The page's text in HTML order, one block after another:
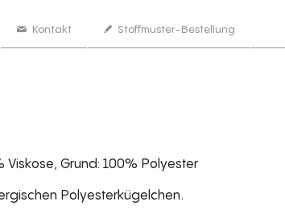
Kontakt Stoffmuster-Bestellung
Viskose, Grund: 100% Polyester
Polyesterkügelchen.